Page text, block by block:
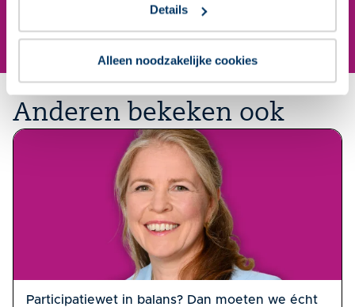
Details
Alleen noodzakelijke cookies
Anderen bekeken ook
Participatiewet in balans? Dan moeten we écht